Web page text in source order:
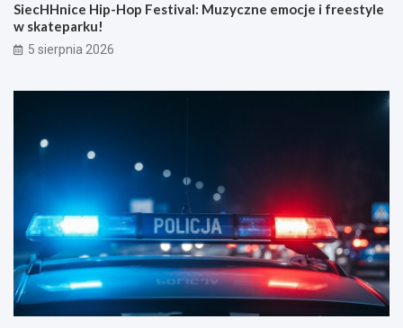
SiecHHnice Hip-Hop Festival: Muzyczne emocje i freestyle
w skateparku!
5 sierpnia 2026